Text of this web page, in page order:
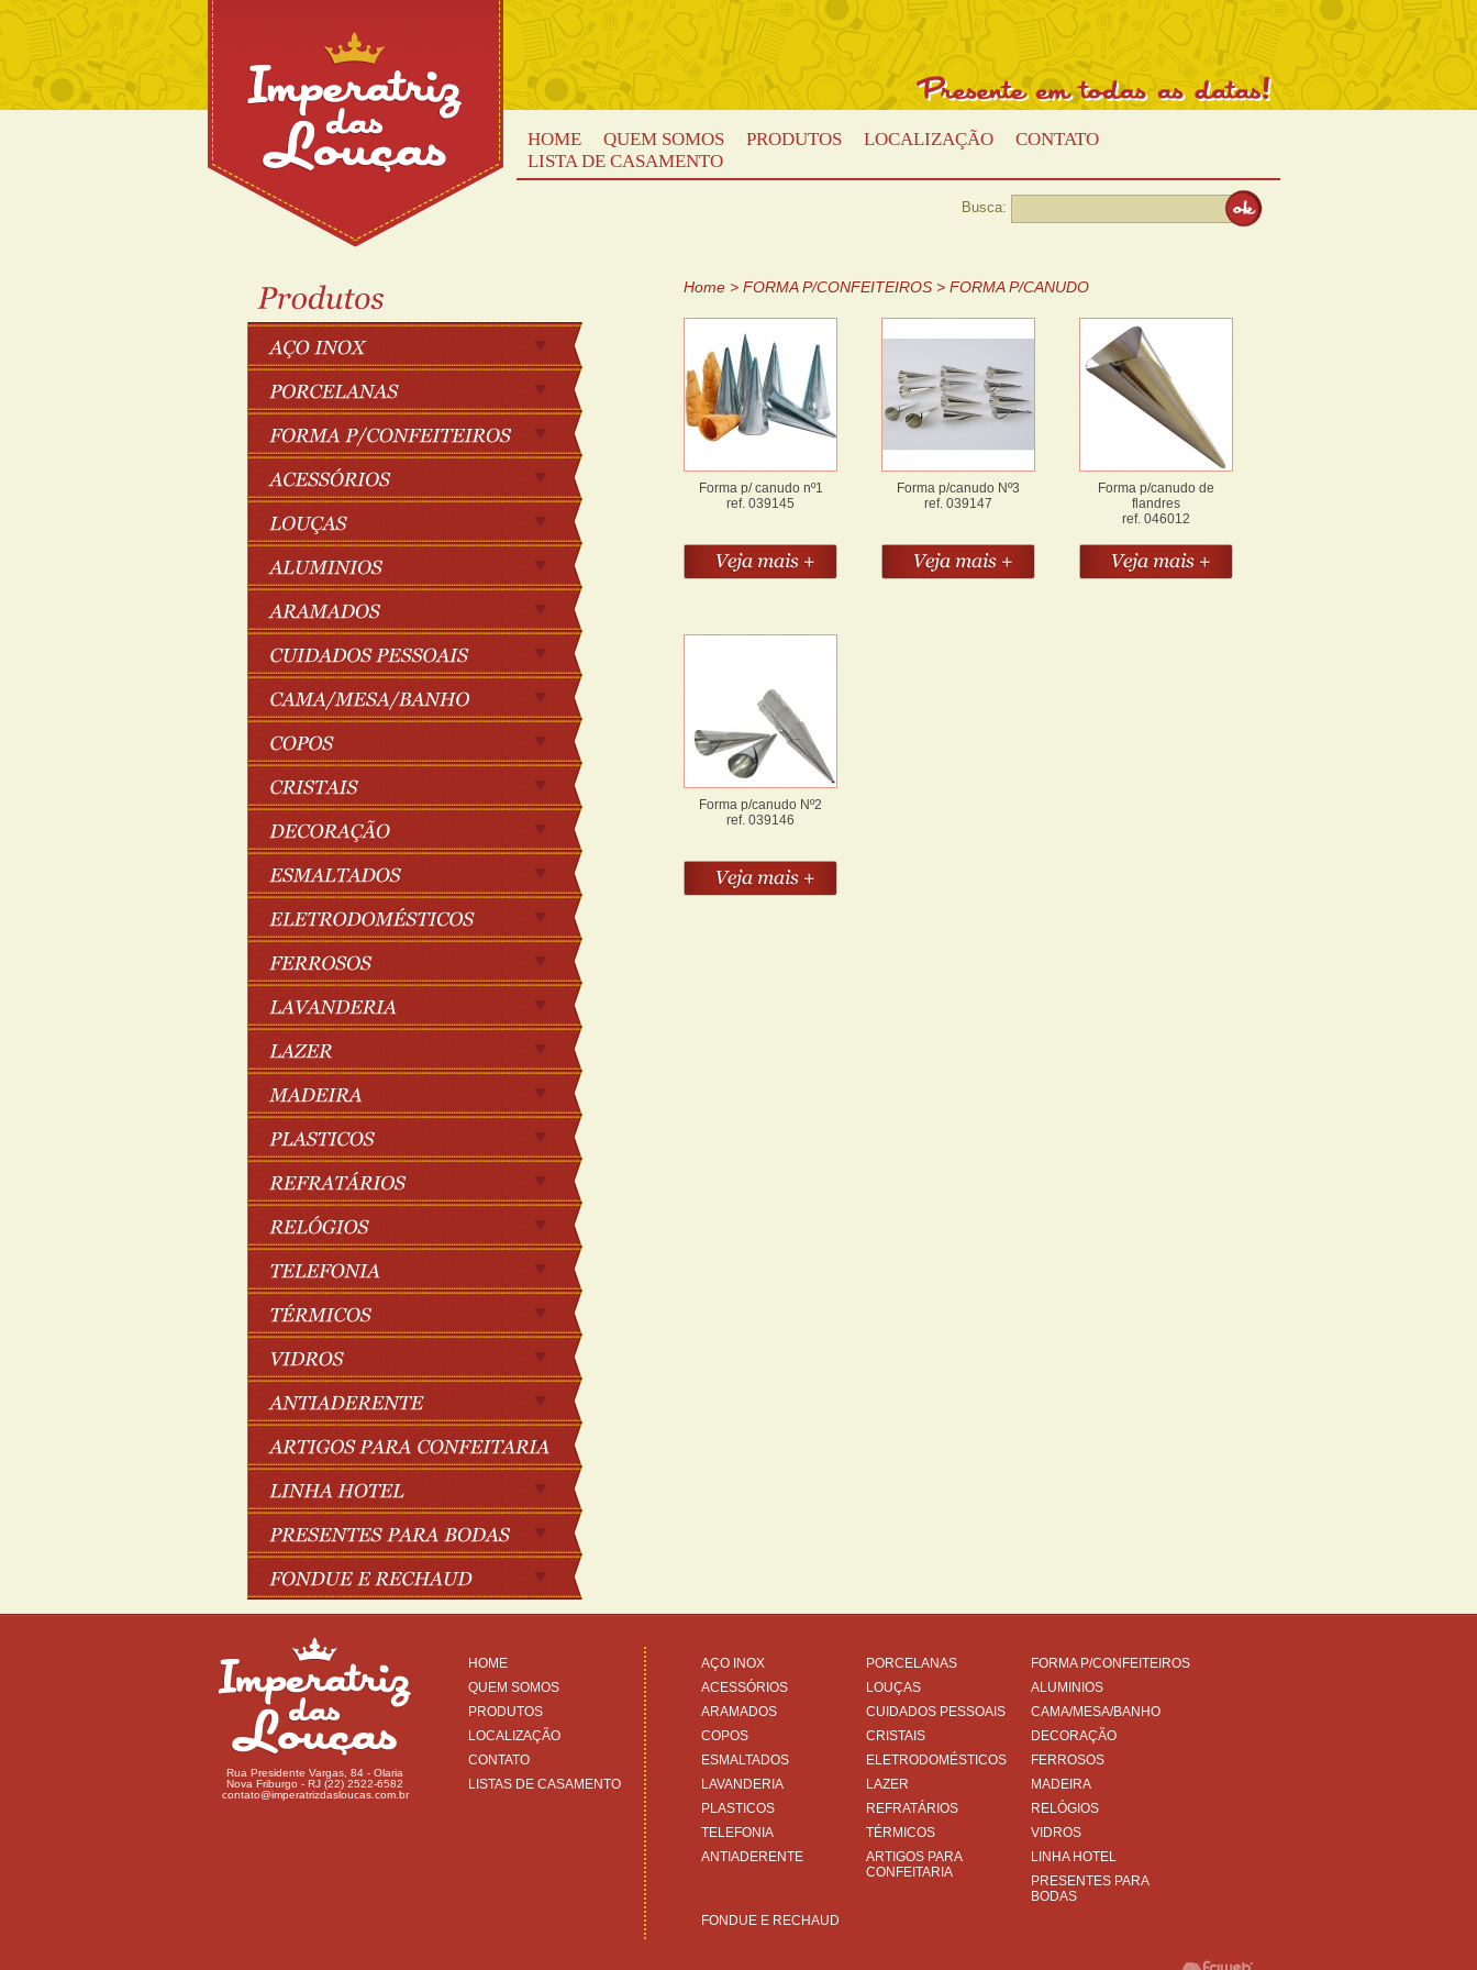
HOME QUEM SOMOS PRODUTOS LOCALIZAÇÃO
CONTATO
LISTA DE CASAMENTO
Busca:
Home > FORMA P/CONFEITEIROS > FORMA P/CANUDO
Forma p/ canudo nº1
ref. 039145
Forma p/canudo Nº3
ref. 039147
Forma p/canudo de
flandres
ref. 046012
Forma p/canudo Nº2
ref. 039146
Rua Presidente Vargas, 84 - Olaria
Nova Friburgo - RJ (22) 2522-6582
contato@imperatrizdasloucas.com.br
HOME
QUEM SOMOS
PRODUTOS
LOCALIZAÇÃO
CONTATO
LISTAS DE CASAMENTO
AÇO INOX PORCELANAS
FORMA P/CONFEITEIROS
ACESSÓRIOS
LOUÇAS
ALUMINIOS
ARAMADOS
CUIDADOS PESSOAIS
CAMA/MESA/BANHO
COPOS
CRISTAIS
DECORAÇÃO
ESMALTADOS
ELETRODOMÉSTICOS
FERROSOS
LAVANDERIA
LAZER
MADEIRA
PLASTICOS
REFRATÁRIOS
RELÓGIOS
TELEFONIA
TÉRMICOS
VIDROS
ANTIADERENTE
ARTIGOS PARA
CONFEITARIA
LINHA HOTEL
PRESENTES PARA
BODAS
FONDUE E RECHAUD